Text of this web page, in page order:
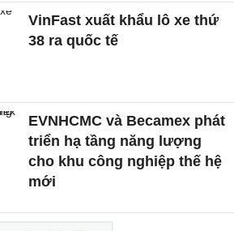
VinFast xuất khẩu lô xe thứ
38 ra quốc tế
EVNHCMC và Becamex phát
triển hạ tầng năng lượng
cho khu công nghiệp thế hệ
mới